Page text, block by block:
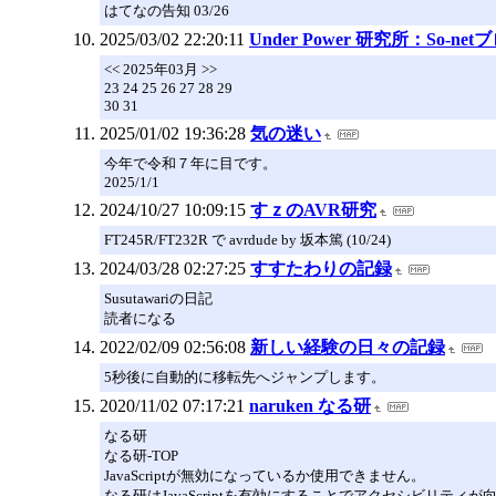
はてなの告知 03/26
2025/03/02 22:20:11 Under Power 研究所：So-netブ
<< 2025年03月 >>
23 24 25 26 27 28 29
30 31
2025/01/02 19:36:28 気の迷い
今年で令和７年に目です。
2025/1/1
2024/10/27 10:09:15 すｚのAVR研究
FT245R/FT232R で avrdude by 坂本篤 (10/24)
2024/03/28 02:27:25 すすたわりの記録
Susutawariの日記
読者になる
2022/02/09 02:56:08 新しい経験の日々の記録
5秒後に自動的に移転先へジャンプします。
2020/11/02 07:17:21 naruken なる研
なる研
なる研-TOP
JavaScriptが無効になっているか使用できません。